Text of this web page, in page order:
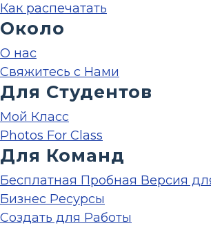
Как распечатать
Около
О нас
Свяжитесь с Нами
Для Студентов
Мой Класс
Photos For Class
Для Команд
Бесплатная Пробная Версия
Бизнес Ресурсы
Создать для Работы